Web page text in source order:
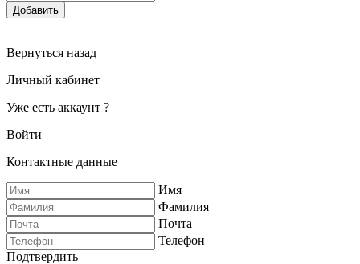
Добавить
Вернуться назад
Личный кабинет
Уже есть аккаунт ?
Войти
Контактные данные
Имя
Фамилия
Почта
Телефон
Подтвердить